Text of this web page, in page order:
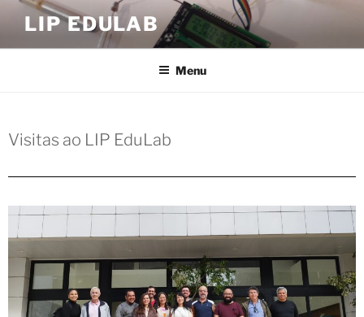
LIP EDULAB
Menu
Visitas ao LIP EduLab